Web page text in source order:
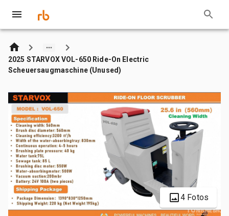
2025 STARVOX VOL-650 Ride-On Electric
Scheuersaugmaschine (Unused)
4 Fotos